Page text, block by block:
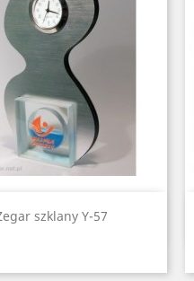
szklany Y-57
Quick view